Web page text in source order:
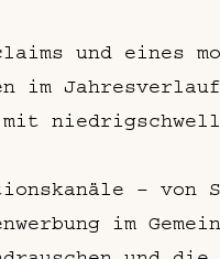
und eines
im Jahresverlauf
– von
im